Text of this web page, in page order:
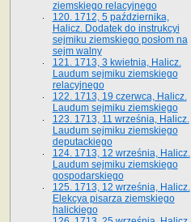
ziemskiego relacyjnego
120. 1712, 5 października,
Halicz. Dodatek do instrukcyi
sejmiku ziemskiego posłom na
sejm walny
121. 1713, 3 kwietnia, Halicz.
Laudum sejmiku ziemskiego
relacyjnego
122. 1713, 19 czerwca, Halicz.
Laudum sejmiku ziemskiego
123. 1713, 11 września, Halicz.
Laudum sejmiku ziemskiego
deputackiego
124. 1713, 12 września, Halicz.
Laudum sejmiku ziemskiego
gospodarskiego
125. 1713, 12 września, Halicz.
Elekcya pisarza ziemskiego
halickiego